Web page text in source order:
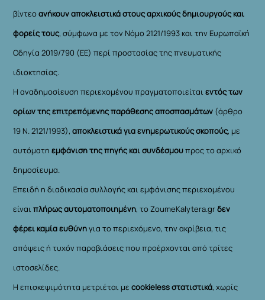
βίντεοανήκουν αποκλειστικά στους αρχικούς δημιουργούς και
φορείς τους, σύμφωνα με τον Νόμο 2121/1993 και την Ευρωπαϊκή
Οδηγία 2019/790 (ΕΕ) περί προστασίας της πνευματικής
ιδιοκτησίας.
Η αναδημοσίευση περιεχομένου πραγματοποιείταιεντός των
ορίων της επιτρεπόμενης παράθεσης αποσπασμάτων (άρθρο
19 Ν. 2121/1993), αποκλειστικά για ενημερωτικούς σκοπούς, με
αυτόματηεμφάνιση της πηγής και συνδέσμουπρος το αρχικό
δημοσίευμα.
Επειδή η διαδικασία συλλογής και εμφάνισης περιεχομένου
είναιπλήρως αυτοματοποιημένη, το ZoumeKalytera.grδεν
φέρει καμία ευθύνηγια το περιεχόμενο, την ακρίβεια, τις
απόψεις ή τυχόν παραβιάσεις που προέρχονται από τρίτες
ιστοσελίδες.
Η επισκεψιμότητα μετριέται μεcookieless στατιστικά, χωρίς